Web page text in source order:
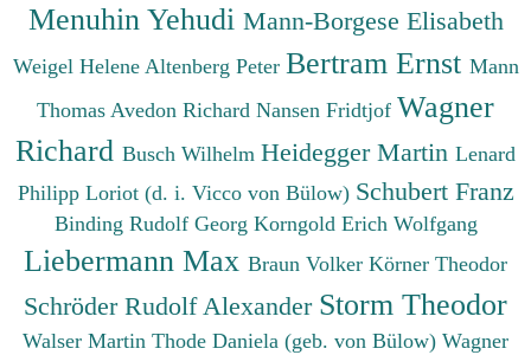
Menuhin Yehudi Mann-Borgese Elisabeth
Weigel Helene Altenberg Peter Bertram Ernst Mann
Thomas Avedon Richard Nansen Fridtjof Wagner
Richard Busch Wilhelm Heidegger Martin Lenard
Philipp Loriot (d. i. Vicco von Bülow) Schubert Franz
Binding Rudolf Georg Korngold Erich Wolfgang
Liebermann Max Braun Volker Körner Theodor
Schröder Rudolf Alexander Storm Theodor
Walser Martin Thode Daniela (geb. von Bülow) Wagner